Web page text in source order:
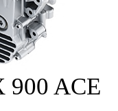
900 ACE